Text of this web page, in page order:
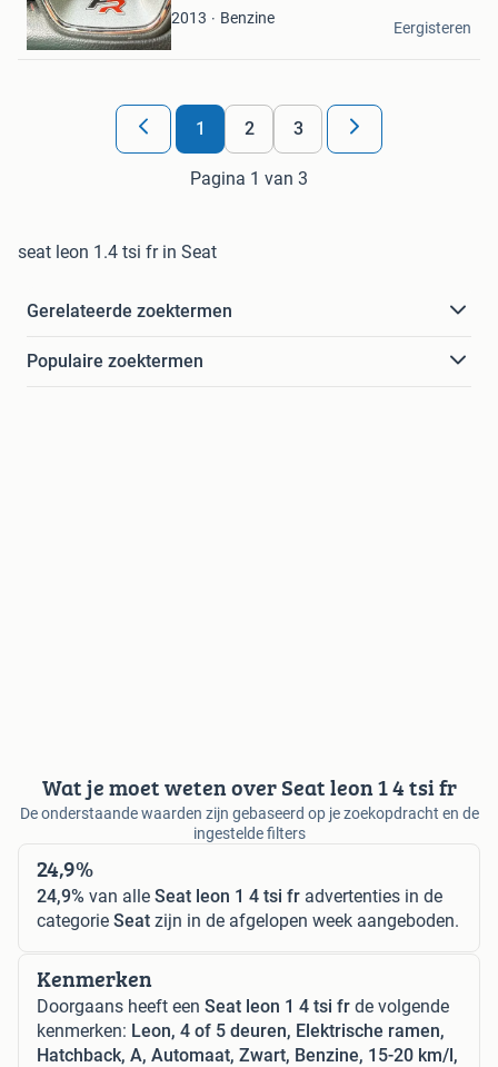
2013 Benzine
aissam Ghoumidate
Roermond
Eergisteren
1 2 3
Pagina 1 van 3
seat leon 1.4 tsi fr in Seat
Gerelateerde zoektermen
Populaire zoektermen
Wat je moet weten over Seat leon 1 4 tsi fr
De onderstaande waarden zijn gebaseerd op je zoekopdracht en de
ingestelde filters
24,9%
24,9% van alle Seat leon 1 4 tsi fr advertenties in de
categorie Seat zijn in de afgelopen week aangeboden.
Kenmerken
Doorgaans heeft een Seat leon 1 4 tsi fr de volgende
kenmerken: Leon, 4 of 5 deuren, Elektrische ramen,
Hatchback, A, Automaat, Zwart, Benzine, 15-20 km/l,